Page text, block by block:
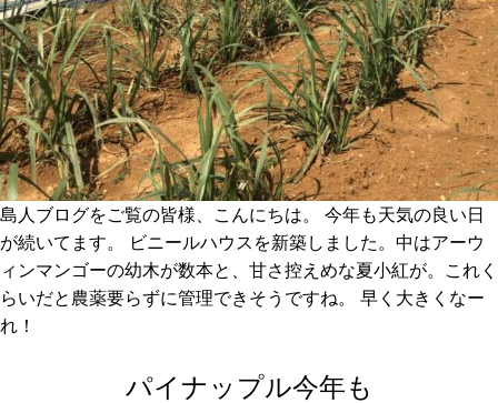
島人ブログをご覧の皆様、こんにちは。 今年も天気の良い日
が続いてます。 ビニールハウスを新築しました。中はアーウ
ィンマンゴーの幼木が数本と、甘さ控えめな夏小紅が。これく
らいだと農薬要らずに管理できそうですね。 早く大きくなー
れ！
パイナップル今年も